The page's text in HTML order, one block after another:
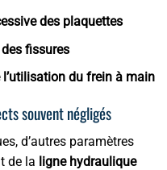
des plaquettes
fissures
du frein à main
souvent négligés
d’autres paramètres
de la ligne hydraulique